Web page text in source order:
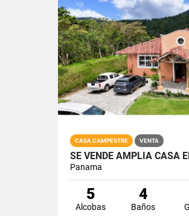
CASA CAMPESTRE VENTA
Panama
5
Alcobas
4
Baños